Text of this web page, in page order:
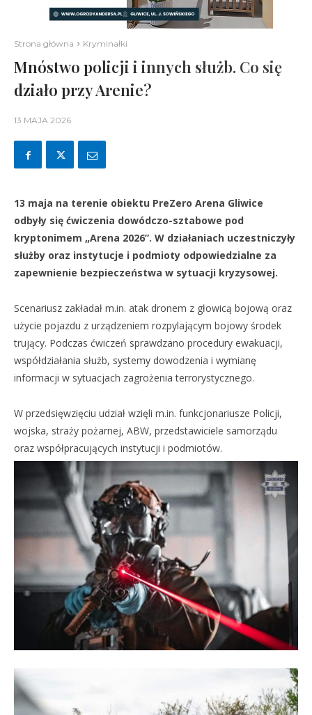
Strona główna Kryminałki
Mnóstwo policji i innych służb. Co się
działo przy Arenie?
13 MAJA 2026
13 maja na terenie obiektu PreZero Arena Gliwice
odbyły się ćwiczenia dowódczo-sztabowe pod
kryptonimem „Arena 2026”. W działaniach uczestniczyły
służby oraz instytucje i podmioty odpowiedzialne za
zapewnienie bezpieczeństwa w sytuacji kryzysowej.
Scenariusz zakładał m.in. atak dronem z głowicą bojową oraz
użycie pojazdu z urządzeniem rozpylającym bojowy środek
trujący. Podczas ćwiczeń sprawdzano procedury ewakuacji,
współdziałania służb, systemy dowodzenia i wymianę
informacji w sytuacjach zagrożenia terrorystycznego.
W przedsięwzięciu udział wzięli m.in. funkcjonariusze Policji,
wojska, straży pożarnej, ABW, przedstawiciele samorządu
oraz współpracujących instytucji i podmiotów.